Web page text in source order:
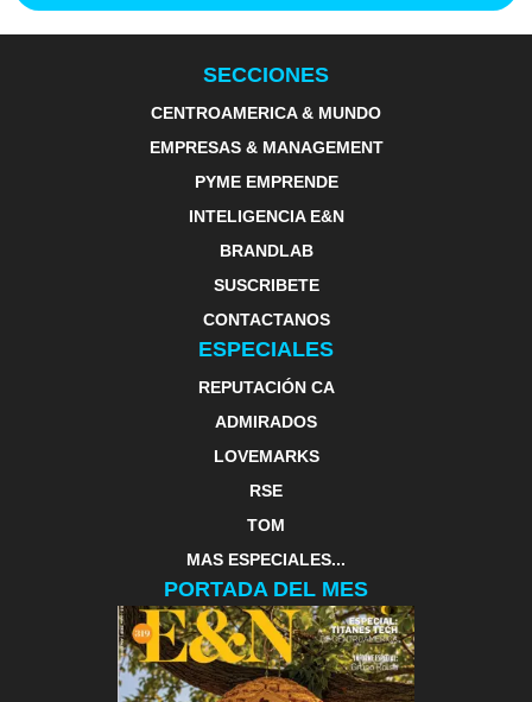
SECCIONES
CENTROAMERICA & MUNDO
EMPRESAS & MANAGEMENT
PYME EMPRENDE
INTELIGENCIA E&N
BRANDLAB
SUSCRIBETE
CONTACTANOS
ESPECIALES
REPUTACIÓN CA
ADMIRADOS
LOVEMARKS
RSE
TOM
MAS ESPECIALES...
PORTADA DEL MES